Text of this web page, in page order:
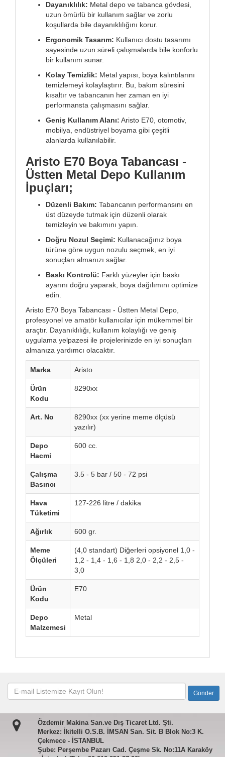
Dayanıklılık: Metal depo ve tabanca gövdesi,
uzun ömürlü bir kullanım sağlar ve zorlu
koşullarda bile dayanıklılığını korur.
Ergonomik Tasarım: Kullanıcı dostu tasarımı
sayesinde uzun süreli çalışmalarda bile konforlu
bir kullanım sunar.
Kolay Temizlik: Metal yapısı, boya kalıntılarını
temizlemeyi kolaylaştırır. Bu, bakım süresini
kısaltır ve tabancanın her zaman en iyi
performansta çalışmasını sağlar.
Geniş Kullanım Alanı: Aristo E70, otomotiv,
mobilya, endüstriyel boyama gibi çeşitli
alanlarda kullanılabilir.
Aristo E70 Boya Tabancası -
Üstten Metal Depo Kullanım
İpuçları;
Düzenli Bakım: Tabancanın performansını en
üst düzeyde tutmak için düzenli olarak
temizleyin ve bakımını yapın.
Doğru Nozul Seçimi: Kullanacağınız boya
türüne göre uygun nozulu seçmek, en iyi
sonuçları almanızı sağlar.
Baskı Kontrolü: Farklı yüzeyler için baskı
ayarını doğru yaparak, boya dağılımını optimize
edin.
Aristo E70 Boya Tabancası - Üstten Metal Depo,
profesyonel ve amatör kullanıcılar için mükemmel bir
araçtır. Dayanıklılığı, kullanım kolaylığı ve geniş
uygulama yelpazesi ile projelerinizde en iyi sonuçları
almanıza yardımcı olacaktır.
Marka Aristo
Ürün
Kodu
8290xx
Art. No
8290xx (xx yerine meme ölçüsü
yazılır)
Depo
Hacmi
600 cc.
Çalışma
Basıncı
3.5 - 5 bar / 50 - 72 psi
Hava
Tüketimi
127-226 litre / dakika
Ağırlık 600 gr.
Meme
Ölçüleri
(4,0 standart) Diğerleri opsiyonel 1,0 -
1,2 - 1,4 - 1,6 - 1,8 2,0 - 2,2 - 2,5 -
3,0
Ürün
Kodu
E70
Depo
Malzemesi
Metal
Özdemir Makina San.ve Dış Ticaret Ltd. Şti.
Merkez: İkitelli O.S.B. İMSAN San. Sit. B Blok No:3 K.
Çekmece - İSTANBUL
Şube: Perşembe Pazarı Cad. Çeşme Sk. No:11A Karaköy